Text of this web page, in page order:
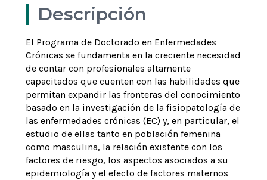
Descripción
El Programa de Doctorado en Enfermedades
Crónicas se fundamenta en la creciente necesidad
de contar con profesionales altamente
capacitados que cuenten con las habilidades que
permitan expandir las fronteras del conocimiento
basado en la investigación de la fisiopatología de
las enfermedades crónicas (EC) y, en particular, el
estudio de ellas tanto en población femenina
como masculina, la relación existente con los
factores de riesgo, los aspectos asociados a su
epidemiología y el efecto de factores maternos